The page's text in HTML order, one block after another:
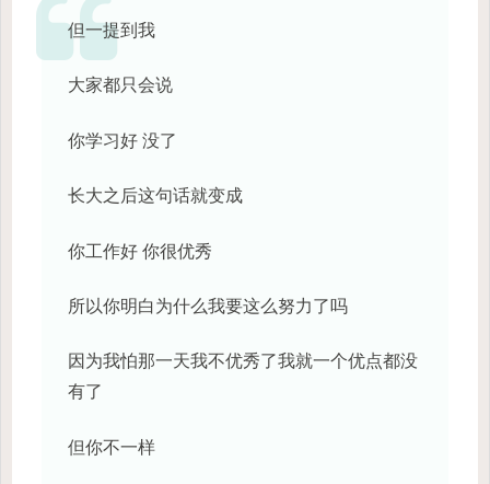
但一提到我
大家都只会说
你学习好 没了
长大之后这句话就变成
你工作好 你很优秀
所以你明白为什么我要这么努力了吗
因为我怕那一天我不优秀了我就一个优点都没
有了
但你不一样